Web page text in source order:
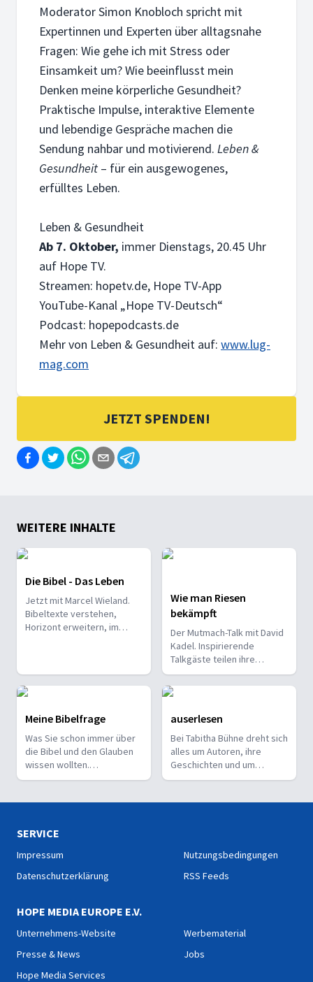
23. FEBRUAR 2026
Ruhe: Aktiv gestalten
Ruhe ist mehr als Stillstand. Wie wir mitten im Trubel
16. FEBRUAR 2026
Beziehung: Zu mir selbst
Liebe deinen Nächsten wie dich selbst. Doch wie liebe
9. FEBRUAR 2026
Maß halten
Maß halten statt Verzicht: Warum Mäßigkeit kein
2. FEBRUAR 2026
Vertrauen in einen lebendigen Gott
Zwischen Medizin und Spiritualität: Warum Vertrauen,
Prioritäten: Was wirklich zählt
Wer Prioritäten nicht bewusst setzt, läuft Gefahr, sich zu
Ruhe: Wenn wir schlafen
Der Hype um Krafttraining
5. JANUAR 2026
Moderator Simon Knobloch spricht mit
Expertinnen und Experten über alltagsnahe
Fragen: Wie gehe ich mit Stress oder
Einsamkeit um? Wie beeinflusst mein
Denken meine körperliche Gesundheit?
Praktische Impulse, interaktive Elemente
und lebendige Gespräche machen die
Sendung nahbar und motivierend. Leben &
Gesundheit – für ein ausgewogenes,
erfülltes Leben.
Leben & Gesundheit
Ab 7. Oktober, immer Dienstags, 20.45 Uhr
auf Hope TV.
Streamen: hopetv.de, Hope TV-App
YouTube-Kanal „Hope TV-Deutsch“
Podcast: hopepodcasts.de
Mehr von Leben & Gesundheit auf: www.lug-
mag.com
JETZT SPENDEN!
WEITERE INHALTE
Die Bibel - Das Leben
Jetzt mit Marcel Wieland.
Bibeltexte verstehen,
Horizont erweitern, im
Wie man Riesen
bekämpft
Der Mutmach-Talk mit David
Kadel. Inspirierende
Talkgäste teilen ihre
Geschichten voller Mut und
Hoffnung.
Meine Bibelfrage
Was Sie schon immer über
die Bibel und den Glauben
wissen wollten.
Bibelexperten beantworten
und Glaubensfragen.
auserlesen
Bei Tabitha Bühne dreht sich
alles um Autoren, ihre
Geschichten und um
Bücher, die das Leben
SERVICE
Impressum
Datenschutzerklärung
Nutzungsbedingungen
RSS Feeds
HOPE MEDIA EUROPE E.V.
Unternehmens-Website
Presse & News
Hope Media Services
Werbematerial
Jobs